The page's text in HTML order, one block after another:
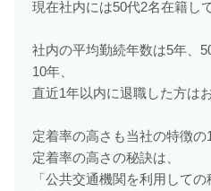
現在社内には50代2名在籍し
社内の平均勤続年数は5年、
10年、
直近1年以内に退職した方は
定着率の高さも当社の特徴の
定着率の高さの秘訣は、
「公共交通機関を利用しての